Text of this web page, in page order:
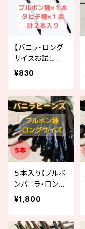
【バニラ・ロング
サイズお試しサ
ンプル（２本）】ブ
¥830
５本入り【ブルボ
ンバニラ・ロング
サイズ（16-17c
m）】
¥1,800